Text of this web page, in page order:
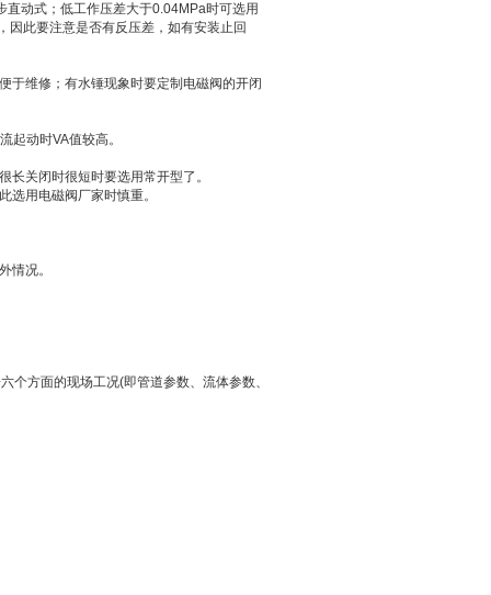
动式；低工作压差大于0.04MPa时可选用
因此要注意是否有反压差，如有安装止回
于维修；有水锤现象时要定制电磁阀的开闭
起动时VA值较高。
关闭时很短时要选用常开型了。
选用电磁阀厂家时慎重。
情况。
个方面的现场工况(即管道参数、流体参数、